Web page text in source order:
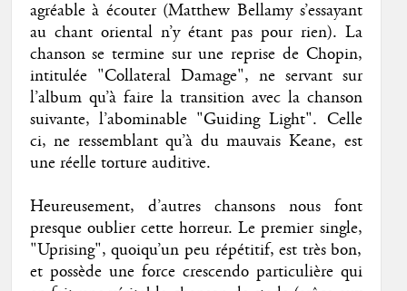
agréable à écouter (Matthew Bellamy s’essayant
au chant oriental n’y étant pas pour rien). La
chanson se termine sur une reprise de Chopin,
intitulée "Collateral Damage", ne servant sur
l’album qu’à faire la transition avec la chanson
suivante, l’abominable "Guiding Light". Celle
ci, ne ressemblant qu’à du mauvais Keane, est
une réelle torture auditive.
Heureusement, d’autres chansons nous font
presque oublier cette horreur. Le premier single,
"Uprising", quoiqu’un peu répétitif, est très bon,
et possède une force crescendo particulière qui